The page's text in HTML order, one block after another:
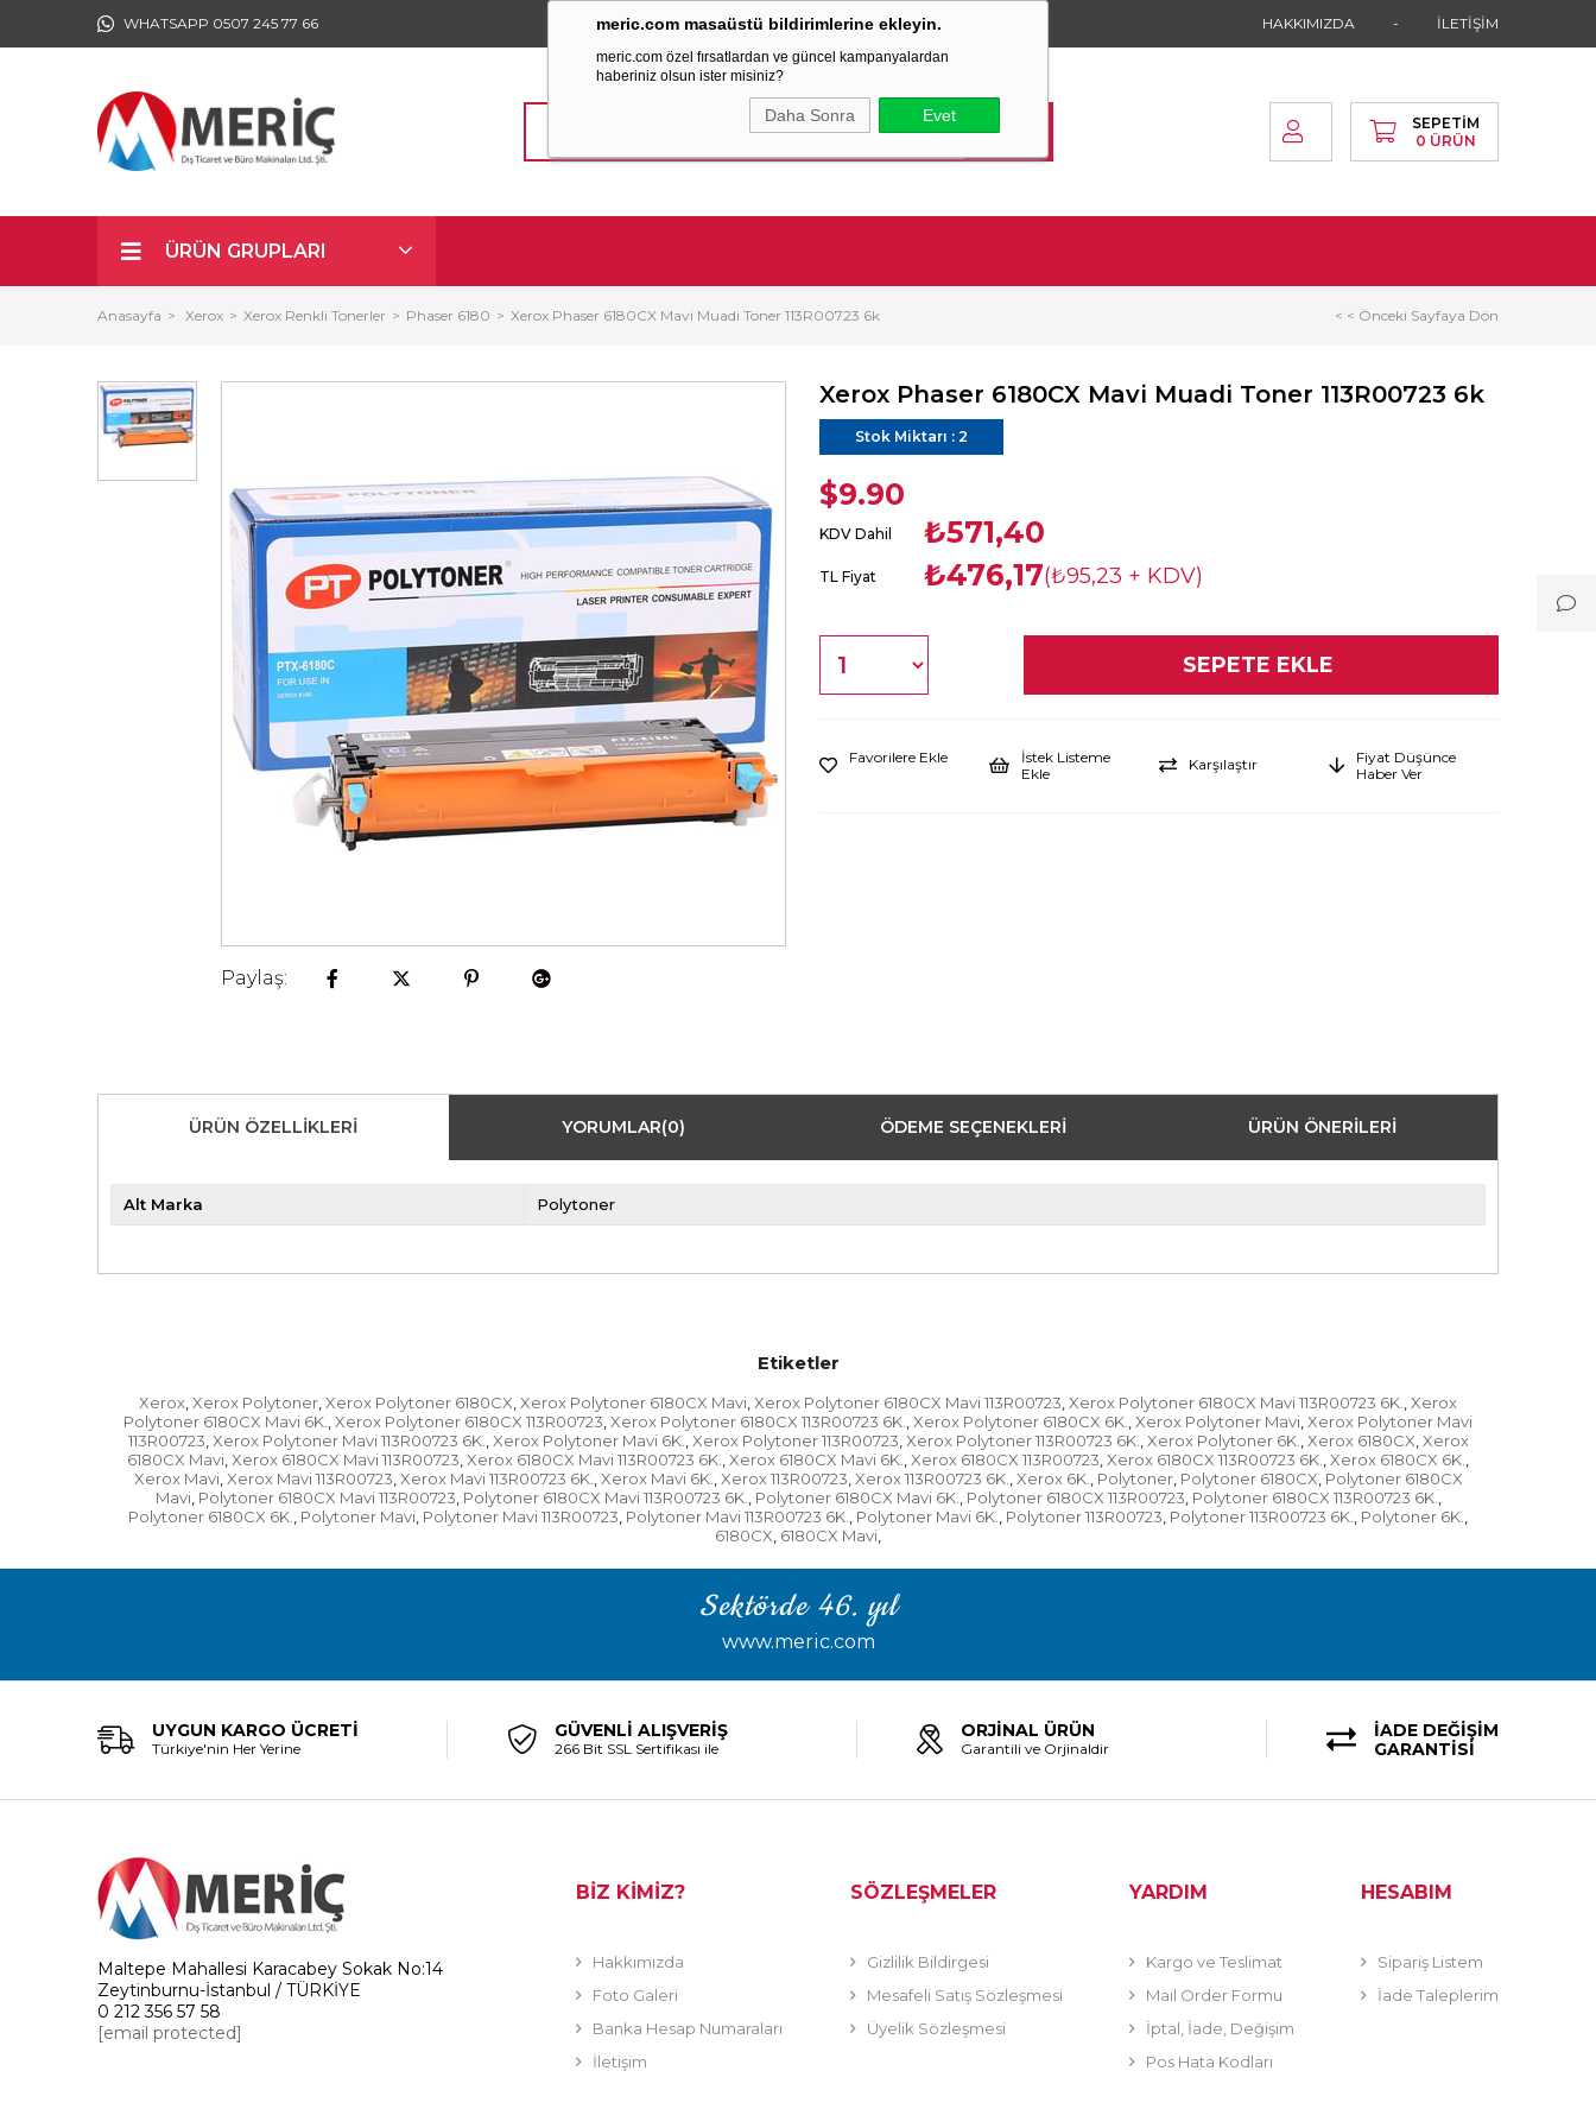
meric.com masaüstü bildirimlerine ekleyin.
meric.com özel fırsatlardan ve güncel kampanyalardan
haberiniz olsun ister misiniz?
Daha Sonra Evet
WHATSAPP 0507 245 77 66 TÜM ALIŞVERİŞLERİNİZDESABİT KARGO ÜCRETİ HAKKIMIZDA İLETİŞİM
SEPETIM
0 ÜRÜN
ÜRÜN GRUPLARI
Anasayfa Xerox Xerox Renkli Tonerler Phaser 6180 Xerox Phaser 6180CX Mavi Muadi Toner 113R00723 6k < < Önceki Sayfaya Dön
Paylaş:
Xerox Phaser 6180CX Mavi Muadi Toner 113R00723 6k
Stok Miktarı : 2
$9.90
KDV Dahil ₺571,40
TL Fiyat ₺476,17(₺95,23 + KDV)
Favorilere Ekle
İstek Listeme
Ekle
Karşılaştır
Fiyat Düşünce
Haber Ver
ÜRÜN ÖZELLIKLERI YORUMLAR(0) ÖDEME SEÇENEKLERI ÜRÜN ÖNERILERI
Alt Marka Polytoner
Etiketler
Xerox, Xerox Polytoner, Xerox Polytoner 6180CX, Xerox Polytoner 6180CX Mavi, Xerox Polytoner 6180CX Mavi 113R00723, Xerox Polytoner 6180CX Mavi 113R00723 6K., Xerox
Polytoner 6180CX Mavi 6K., Xerox Polytoner 6180CX 113R00723, Xerox Polytoner 6180CX 113R00723 6K., Xerox Polytoner 6180CX 6K., Xerox Polytoner Mavi, Xerox Polytoner Mavi
113R00723, Xerox Polytoner Mavi 113R00723 6K., Xerox Polytoner Mavi 6K., Xerox Polytoner 113R00723, Xerox Polytoner 113R00723 6K., Xerox Polytoner 6K., Xerox 6180CX, Xerox
6180CX Mavi, Xerox 6180CX Mavi 113R00723, Xerox 6180CX Mavi 113R00723 6K., Xerox 6180CX Mavi 6K., Xerox 6180CX 113R00723, Xerox 6180CX 113R00723 6K., Xerox 6180CX 6K.,
Xerox Mavi, Xerox Mavi 113R00723, Xerox Mavi 113R00723 6K., Xerox Mavi 6K., Xerox 113R00723, Xerox 113R00723 6K., Xerox 6K., Polytoner, Polytoner 6180CX, Polytoner 6180CX
Mavi, Polytoner 6180CX Mavi 113R00723, Polytoner 6180CX Mavi 113R00723 6K., Polytoner 6180CX Mavi 6K., Polytoner 6180CX 113R00723, Polytoner 6180CX 113R00723 6K.,
Polytoner 6180CX 6K., Polytoner Mavi, Polytoner Mavi 113R00723, Polytoner Mavi 113R00723 6K., Polytoner Mavi 6K., Polytoner 113R00723, Polytoner 113R00723 6K., Polytoner 6K.,
6180CX, 6180CX Mavi,
Sektörde 46. yıl
www.meric.com
UYGUN KARGO ÜCRETİ
Türkiye'nin Her Yerine
GÜVENLİ ALIŞVERİŞ
266 Bit SSL Sertifikası ile
ORJİNAL ÜRÜN
Garantili ve Orjinaldir
İADE DEĞİŞİM
GARANTİSİ
Maltepe Mahallesi Karacabey Sokak No:14
Zeytinburnu-İstanbul / TÜRKİYE
0 212 356 57 58
[email protected]
BİZ KİMİZ?
Hakkımızda
Foto Galeri
Banka Hesap Numaraları
İletişim
SÖZLEŞMELER
Gizlilik Bildirgesi
Mesafeli Satış Sözleşmesi
Üyelik Sözleşmesi
YARDIM
Kargo ve Teslimat
Mail Order Formu
İptal, İade, Değişim
Pos Hata Kodları
HESABIM
Sipariş Listem
İade Taleplerim